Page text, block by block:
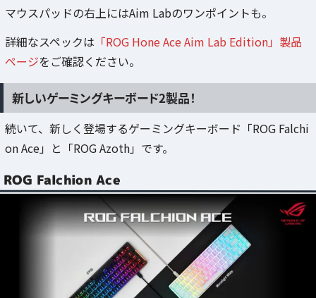
マウスパッドの右上にはAim Labのワンポイントも。
詳細なスペックは 「ROG Hone Ace Aim Lab Edition」製品
ページをご確認ください。
新しいゲーミングキーボード2製品！
続いて、新しく登場するゲーミングキーボード「ROG Falchi
on Ace」と「ROG Azoth」です。
ROG Falchion Ace